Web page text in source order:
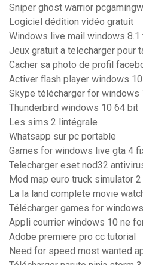
Sniper ghost warrior
Logiciel dédition vidéo gratuit
Windows live mail windows 8.1
Jeux gratuit a telecharger pour
Cacher sa photo de profil
Activer flash player windows
Skype télécharger for windows
Thunderbird windows 10 64 bit
Les sims 2 lintégrale
Whatsapp sur pc portable
Games for windows live gta 4
Telecharger eset nod32
Mod map euro truck simulator 2
La la land complete movie
Télécharger games for
Appli courrier windows 10 ne
Adobe premiere pro cc tutorial